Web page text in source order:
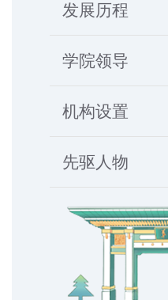
发展历程
学院领导
机构设置
先驱人物